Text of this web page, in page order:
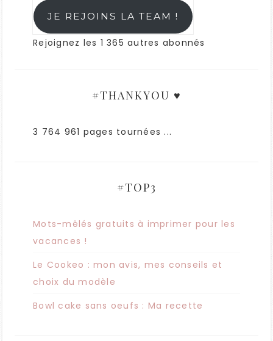
JE REJOINS LA TEAM !
Rejoignez les 1 365 autres abonnés
#THANKYOU ♥
3 764 961 pages tournées ...
#TOP3
Mots-mêlés gratuits à imprimer pour les
vacances !
Le Cookeo : mon avis, mes conseils et
choix du modèle
Bowl cake sans oeufs : Ma recette